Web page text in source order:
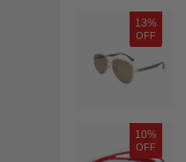
13%
OFF
10%
OFF